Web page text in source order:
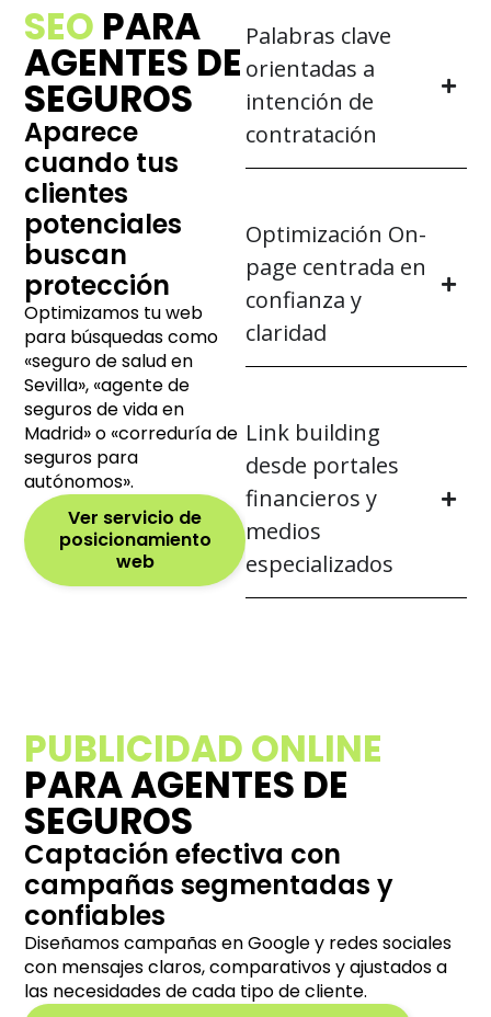
SEO PARA
AGENTES DE
SEGUROS
Aparece
cuando tus
clientes
potenciales
buscan
protección
Optimizamos tu web
para búsquedas como
«seguro de salud en
Sevilla», «agente de
seguros de vida en
Madrid» o «correduría de
seguros para
autónomos».
Ver servicio de
posicionamiento
web
Palabras clave
orientadas a
intención de
contratación
Optimización On-
page centrada en
confianza y
claridad
Link building
desde portales
financieros y
medios
especializados
PUBLICIDAD ONLINE
PARA AGENTES DE
SEGUROS
Captación efectiva con
campañas segmentadas y
confiables
Diseñamos campañas en Google y redes sociales
con mensajes claros, comparativos y ajustados a
las necesidades de cada tipo de cliente.